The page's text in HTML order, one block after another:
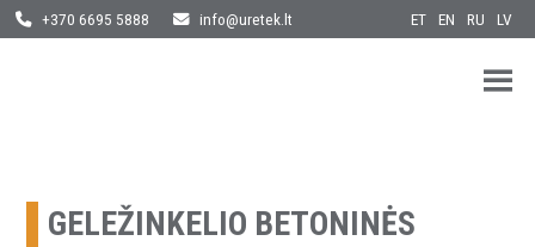
content
+370 6695 5888 info@uretek.lt ET EN RU LV
GELEŽINKELIO BETONINĖS